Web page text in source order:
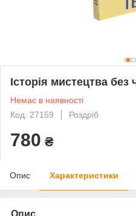
Історія мистецтва без
Немає в наявності
Код: 27159
Роздріб
780 ₴
Опис Характеристики
Опис